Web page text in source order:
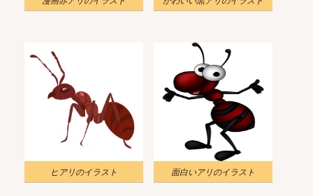
ヒアリのイラスト 面白いアリのイラスト